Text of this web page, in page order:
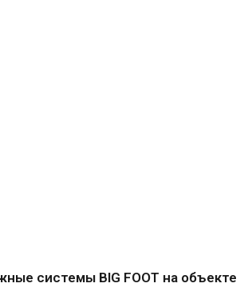
системы BIG FOOT на объекте